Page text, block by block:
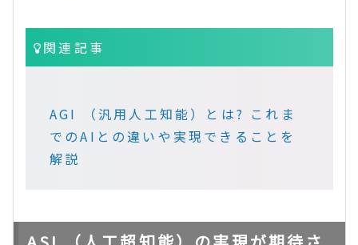
関連記事
AGI （汎用人工知能）とは? これま
でのAIとの違いや実現できることを
解説